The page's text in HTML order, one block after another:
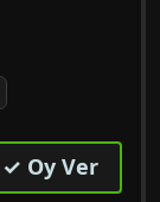
✓ Oy Ver